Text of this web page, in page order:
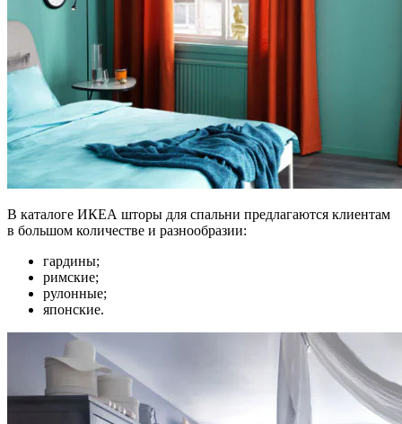
В каталоге ИКЕА шторы для спальни предлагаются клиентам
в большом количестве и разнообразии:
гардины;
римские;
рулонные;
японские.